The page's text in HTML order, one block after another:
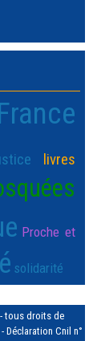
livres
Proche et
solidarité
- tous droits de
Cnil n°